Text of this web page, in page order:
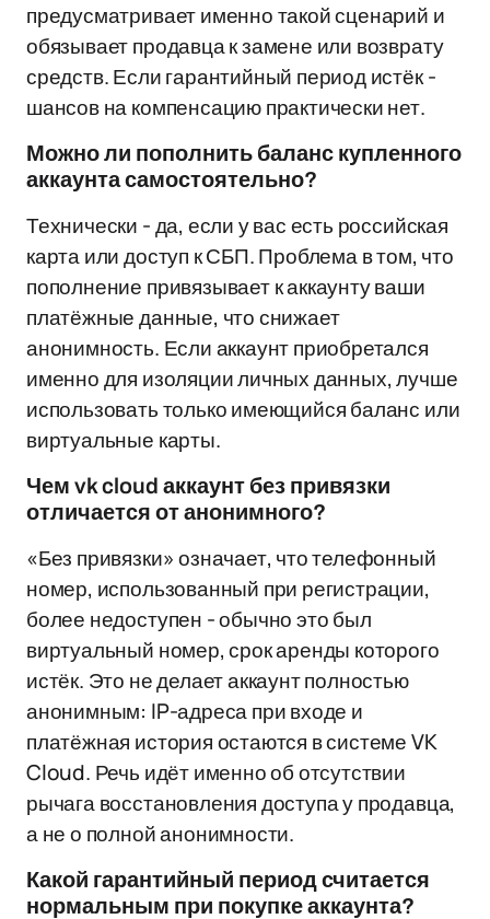
предусматривает именно такой сценарий и
обязывает продавца к замене или возврату
средств. Если гарантийный период истёк -
шансов на компенсацию практически нет.
Можно ли пополнить баланс купленного
аккаунта самостоятельно?
Технически - да, если у вас есть российская
карта или доступ к СБП. Проблема в том, что
пополнение привязывает к аккаунту ваши
платёжные данные, что снижает
анонимность. Если аккаунт приобретался
именно для изоляции личных данных, лучше
использовать только имеющийся баланс или
виртуальные карты.
Чем vk cloud аккаунт без привязки
отличается от анонимного?
«Без привязки» означает, что телефонный
номер, использованный при регистрации,
более недоступен - обычно это был
виртуальный номер, срок аренды которого
истёк. Это не делает аккаунт полностью
анонимным: IP-адреса при входе и
платёжная история остаются в системе VK
Cloud. Речь идёт именно об отсутствии
рычага восстановления доступа у продавца,
а не о полной анонимности.
Какой гарантийный период считается
нормальным при покупке аккаунта?